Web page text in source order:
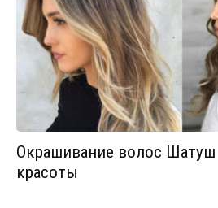
Окрашивание волос Шатуш
красоты